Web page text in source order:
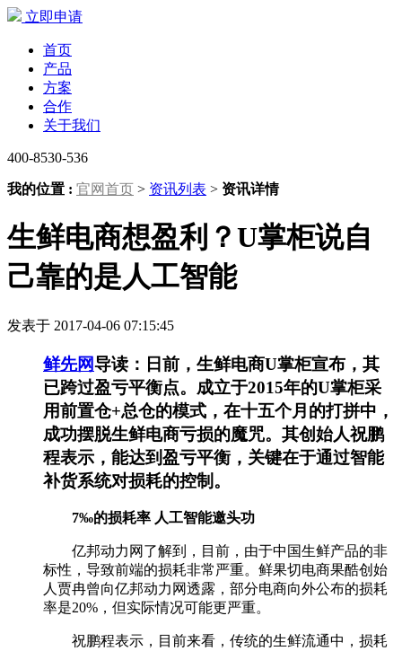
立即申请
首页
产品
方案
合作
关于我们
400-8530-536
我的位置 : 官网首页 > 资讯列表 > 资讯详情
生鲜电商想盈利？U掌柜说自
己靠的是人工智能
发表于 2017-04-06 07:15:45
鲜先网导读：日前，生鲜电商U掌柜宣布，其
已跨过盈亏平衡点。成立于2015年的U掌柜采
用前置仓+总仓的模式，在十五个月的打拼中，
成功摆脱生鲜电商亏损的魔咒。其创始人祝鹏
程表示，能达到盈亏平衡，关键在于通过智能
补货系统对损耗的控制。
7‰的损耗率 人工智能邀头功
亿邦动力网了解到，目前，由于中国生鲜产品的非
标性，导致前端的损耗非常严重。鲜果切电商果酷创始
人贾冉曾向亿邦动力网透露，部分电商向外公布的损耗
率是20%，但实际情况可能更严重。
祝鹏程表示，目前来看，传统的生鲜流通中，损耗